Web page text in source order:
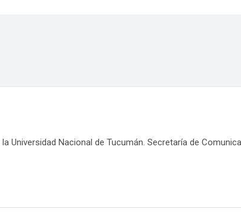
Universidad Nacional de Tucumán. Secretaría de